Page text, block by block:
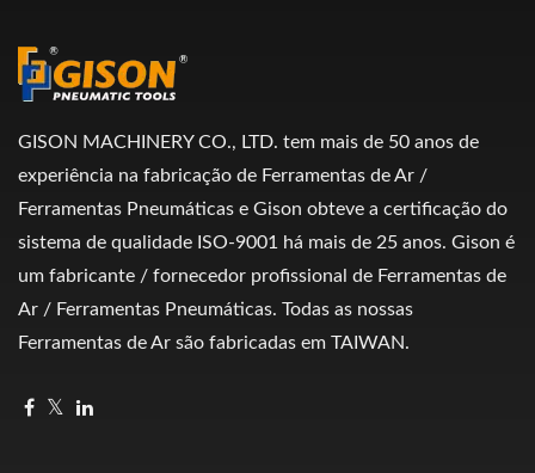
GISON MACHINERY CO., LTD. tem mais de 50 anos de
experiência na fabricação de Ferramentas de Ar /
Ferramentas Pneumáticas e Gison obteve a certificação do
sistema de qualidade ISO-9001 há mais de 25 anos. Gison é
um fabricante / fornecedor profissional de Ferramentas de
Ar / Ferramentas Pneumáticas. Todas as nossas
Ferramentas de Ar são fabricadas em TAIWAN.